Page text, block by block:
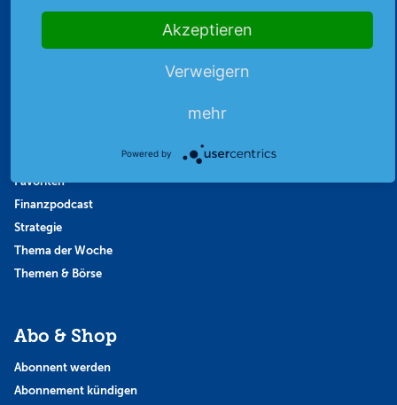
Favoriten
Finanzpodcast
Strategie
Thema der Woche
Themen & Börse
Abo & Shop
Abonnent werden
Abonnement kündigen
Akzeptieren
Verweigern
mehr
Powered by